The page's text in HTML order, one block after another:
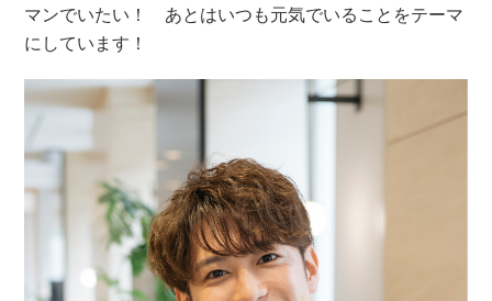
マンでいたい！ あとはいつも元気でいることをテーマ
にしています！